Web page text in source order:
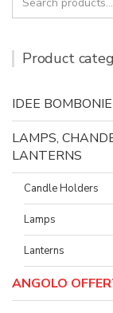
for:
Product
IDEE
LAMPS,
LANTERNS
Candle Holders
Lamps
Lanterns
ANGOLO